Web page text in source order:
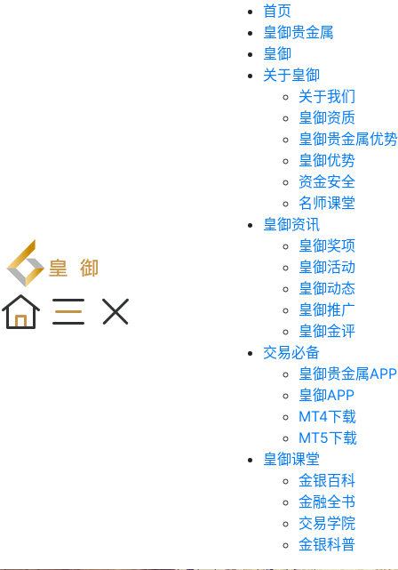
首页
皇御贵金属
皇御
关于皇御
关于我们
皇御资质
皇御贵金属优势
皇御优势
资金安全
名师课堂
皇御资讯
皇御奖项
皇御活动
皇御动态
皇御推广
皇御金评
交易必备
皇御贵金属APP
皇御APP
MT4下载
MT5下载
皇御课堂
金银百科
金融全书
交易学院
金银科普